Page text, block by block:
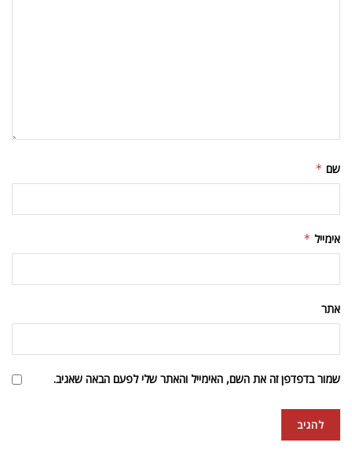
שם *
אימייל *
אתר
שמור בדפדפן זה את השם, האימייל והאתר שלי לפעם הבאה שאגיב.